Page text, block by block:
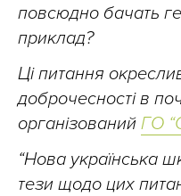
повсюдно бачать
приклад?
Ці питання
доброчесності в
організований ГО
“Нова українська
тези щодо цих